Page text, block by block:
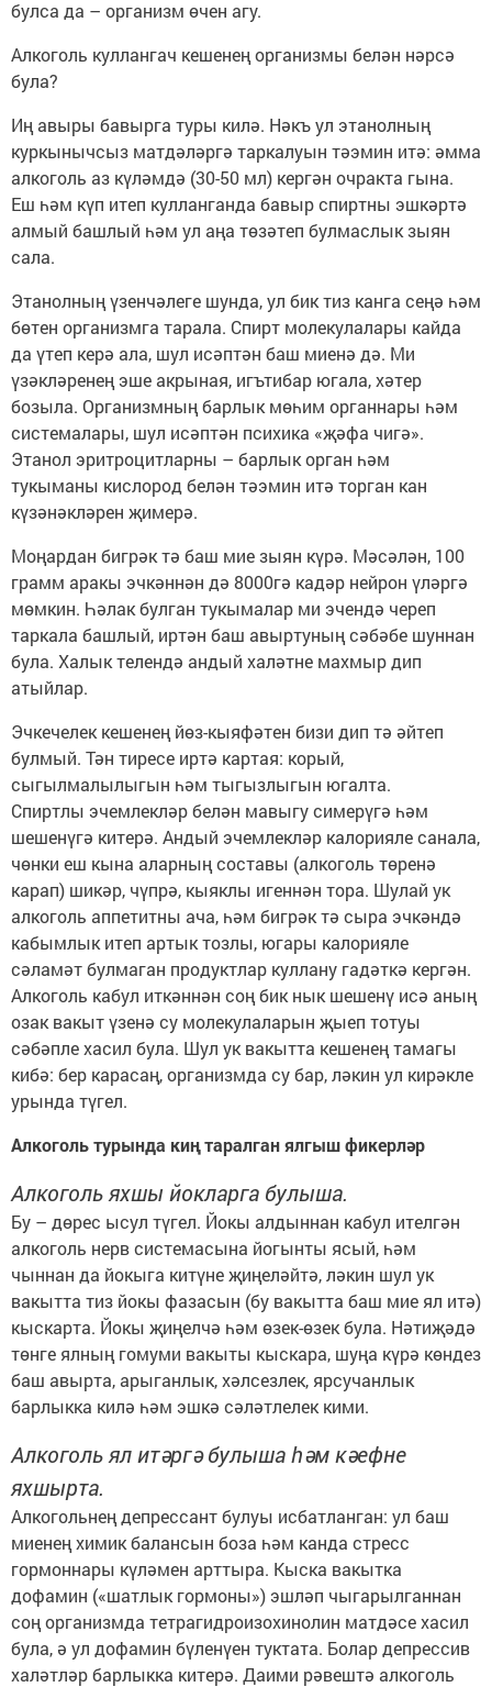
булса да – организм өчен агу.
Алкоголь куллангач кешенең организмы белән нәрсә
була?
Иң авыры бавырга туры килә. Нәкъ ул этанолның
куркынычсыз матдәләргә таркалуын тәэмин итә: әмма
алкоголь аз күләмдә (30-50 мл) кергән очракта гына.
Еш һәм күп итеп кулланганда бавыр спиртны эшкәртә
алмый башлый һәм ул аңа төзәтеп булмаслык зыян
сала.
Этанолның үзенчәлеге шунда, ул бик тиз канга сеңә һәм
бөтен организмга тарала. Спирт молекулалары кайда
да үтеп керә ала, шул исәптән баш миенә дә. Ми
үзәкләренең эше акрыная, игътибар югала, хәтер
бозыла. Организмның барлык мөһим органнары һәм
системалары, шул исәптән психика «җәфа чигә».
Этанол эритроцитларны – барлык орган һәм
тукыманы кислород белән тәэмин итә торган кан
күзәнәкләрен җимерә.
Моңардан бигрәк тә баш мие зыян күрә. Мәсәлән, 100
грамм аракы эчкәннән дә 8000гә кадәр нейрон үләргә
мөмкин. Һәлак булган тукымалар ми эчендә череп
таркала башлый, иртән баш авыртуның сәбәбе шуннан
була. Халык телендә андый халәтне махмыр дип
атыйлар.
Эчкечелек кешенең йөз-кыяфәтен бизи дип тә әйтеп
булмый. Тән тиресе иртә картая: корый,
сыгылмалылыгын һәм тыгызлыгын югалта.
Спиртлы эчемлекләр белән мавыгу симерүгә һәм
шешенүгә китерә. Андый эчемлекләр калорияле санала,
чөнки еш кына аларның составы (алкоголь төренә
карап) шикәр, чүпрә, кыяклы игеннән тора. Шулай ук
алкоголь аппетитны ача, һәм бигрәк тә сыра эчкәндә
кабымлык итеп артык тозлы, югары калорияле
сәламәт булмаган продуктлар куллану гадәткә кергән.
Алкоголь кабул иткәннән соң бик нык шешенү исә аның
озак вакыт үзенә су молекулаларын җыеп тотуы
сәбәпле хасил була. Шул ук вакытта кешенең тамагы
кибә: бер карасаң, организмда су бар, ләкин ул кирәкле
урында түгел.
Алкоголь турында киң таралган ялгыш фикерләр
Алкоголь яхшы йокларга булыша.
Бу – дөрес ысул түгел. Йокы алдыннан кабул ителгән
алкоголь нерв системасына йогынты ясый, һәм
чыннан да йокыга китүне җиңеләйтә, ләкин шул ук
вакытта тиз йокы фазасын (бу вакытта баш мие ял итә)
кыскарта. Йокы җиңелчә һәм өзек-өзек була. Нәтиҗәдә
төнге ялның гомуми вакыты кыскара, шуңа күрә көндез
баш авырта, арыганлык, хәлсезлек, ярсучанлык
барлыкка килә һәм эшкә сәләтлелек кими.
Алкоголь ял итәргә булыша һәм кәефне
яхшырта.
Алкогольнең депрессант булуы исбатланган: ул баш
миенең химик балансын боза һәм канда стресс
гормоннары күләмен арттыра. Кыска вакытка
дофамин («шатлык гормоны») эшләп чыгарылганнан
соң организмда тетрагидроизохинолин матдәсе хасил
була, ә ул дофамин бүленүен туктата. Болар депрессив
халәтләр барлыкка китерә. Даими рәвештә алкоголь